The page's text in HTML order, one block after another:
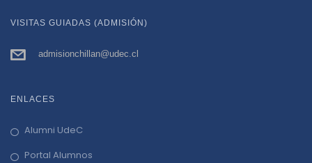
VISITAS GUIADAS (ADMISIÓN)
admisionchillan@udec.cl
ENLACES
Alumni UdeC
Portal Alumnos